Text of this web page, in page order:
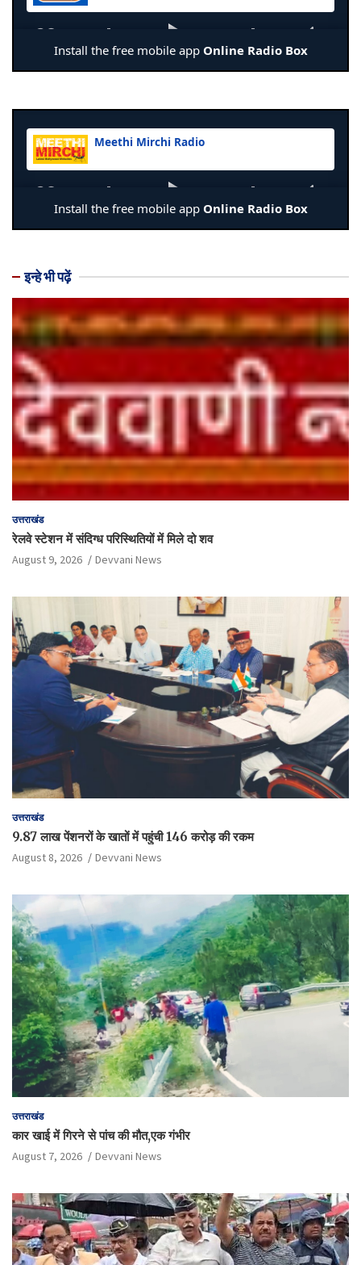
इन्हे भी पढ़ें
उत्तराखंड
रेलवे स्टेशन में संदिग्ध परिस्थितियों में मिले दो शव
August 9, 2026 Devvani News
उत्तराखंड
9.87 लाख पेंशनरों के खातों में पहुंची 146 करोड़ की रकम
August 8, 2026 Devvani News
उत्तराखंड
कार खाई में गिरने से पांच की मौत,एक गंभीर
August 7, 2026 Devvani News